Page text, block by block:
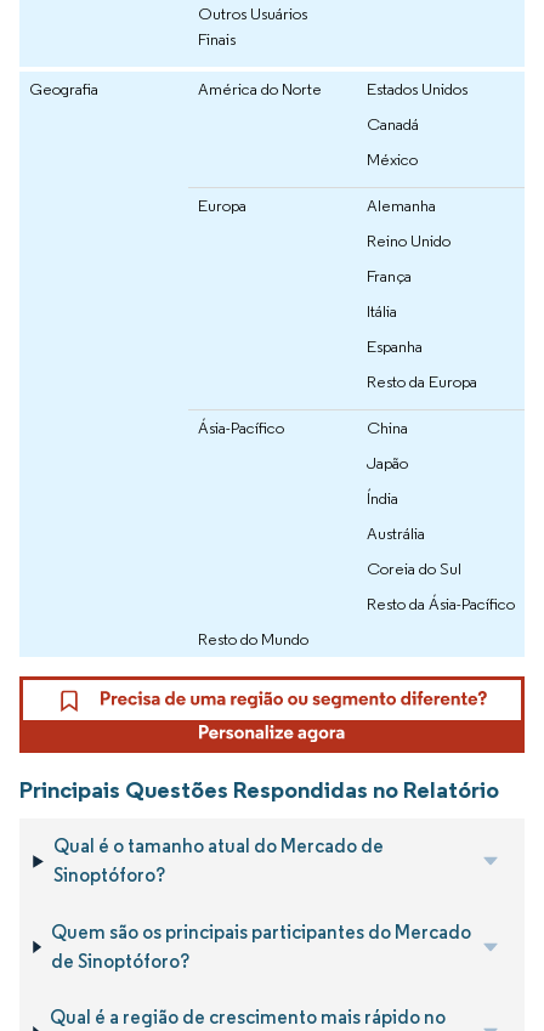
Outros Usuários
Finais
Geografia América do Norte
Estados Unidos
Canadá
México
Europa
Alemanha
Reino Unido
França
Itália
Espanha
Resto da Europa
Ásia-Pacífico
China
Japão
Índia
Austrália
Coreia do Sul
Resto da Ásia-Pacífico
Resto do Mundo
Principais Questões Respondidas no Relatório
Qual é o tamanho atual do Mercado de
Sinoptóforo?
Quem são os principais participantes do Mercado
de Sinoptóforo?
Qual é a região de crescimento mais rápido no